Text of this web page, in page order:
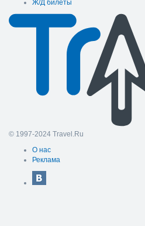
Ж/Д билеты
© 1997-2024 Travel.Ru
О нас
Реклама